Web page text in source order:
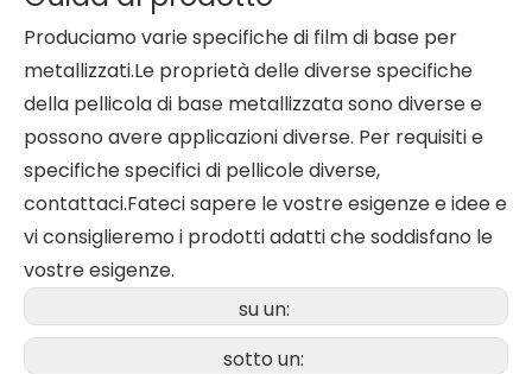
Produciamo varie specifiche di film di base per
metallizzati.Le proprietà delle diverse specifiche
della pellicola di base metallizzata sono diverse e
possono avere applicazioni diverse. Per requisiti e
specifiche specifici di pellicole diverse,
contattaci.Fateci sapere le vostre esigenze e idee e
vi consiglieremo i prodotti adatti che soddisfano le
vostre esigenze.
su un:
sotto un: